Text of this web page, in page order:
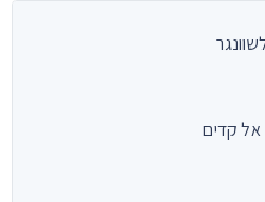
קדים